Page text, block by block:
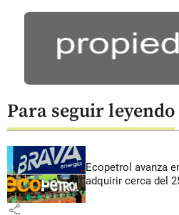
Para seguir leyendo
Ecopetrol avanza
adquirir cerca del
share